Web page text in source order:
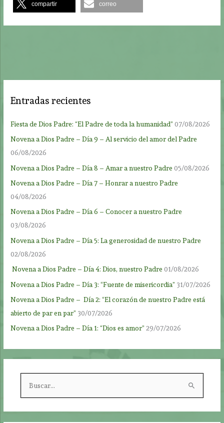
compartir correo
Entradas recientes
Fiesta de Dios Padre: “El Padre de toda la humanidad” 07/08/2026
Novena a Dios Padre – Día 9 – Al servicio del amor del Padre
06/08/2026
Novena a Dios Padre – Día 8 – Amar a nuestro Padre 05/08/2026
Novena a Dios Padre – Día 7 – Honrar a nuestro Padre
04/08/2026
Novena a Dios Padre – Día 6 – Conocer a nuestro Padre
03/08/2026
Novena a Dios Padre – Día 5: La generosidad de nuestro Padre
02/08/2026
Novena a Dios Padre – Día 4: Dios, nuestro Padre 01/08/2026
Novena a Dios Padre – Día 3: “Fuente de misericordia” 31/07/2026
Novena a Dios Padre – Día 2: “El corazón de nuestro Padre está
abierto de par en par” 30/07/2026
Novena a Dios Padre – Día 1: “Dios es amor” 29/07/2026